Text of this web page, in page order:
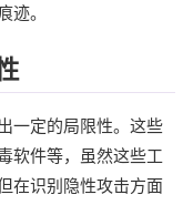
迹。
一定的局限性。这些
软件等，虽然这些工
在识别隐性攻击方面